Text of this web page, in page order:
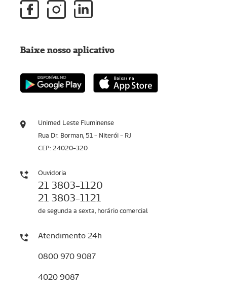
Unimed Leste Fluminense
Rua Dr. Borman, 51 - Niterói - RJ
CEP: 24020-320
Ouvidoria
21 3803-1120
21 3803-1121
de segunda a sexta, horário comercial
Atendimento 24h
0800 970 9087
4020 9087
Baixe nosso aplicativo